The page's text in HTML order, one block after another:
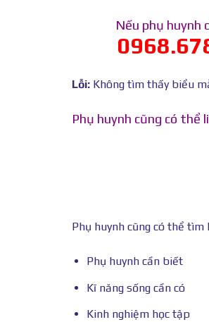
Nếu phụ huynh
Lỗi: Không tìm thấy biểu
Phụ huynh cũng có thể
Phụ huynh cũng có thể
Phụ huynh cần biết
Kĩ năng sống cần có
Kinh nghiệm học tập